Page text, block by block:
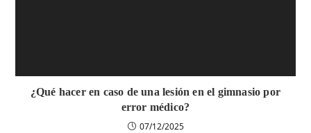
¿Qué hacer en caso de una lesión en el gimnasio por
error médico?
07/12/2025